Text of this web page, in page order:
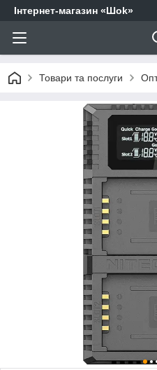
Інтернет-магазин «Шоk»
Товари та послуги